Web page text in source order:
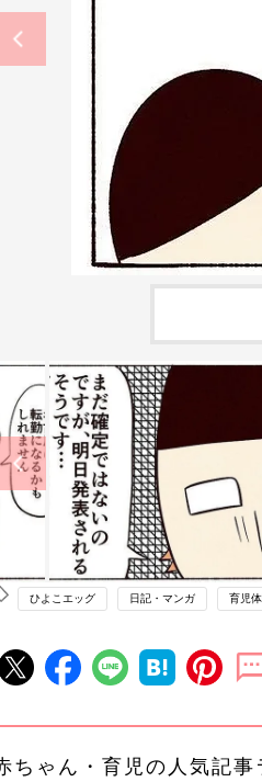
ひよこエッグ 日記・マンガ 育児
ちゃん・育児の人気記事